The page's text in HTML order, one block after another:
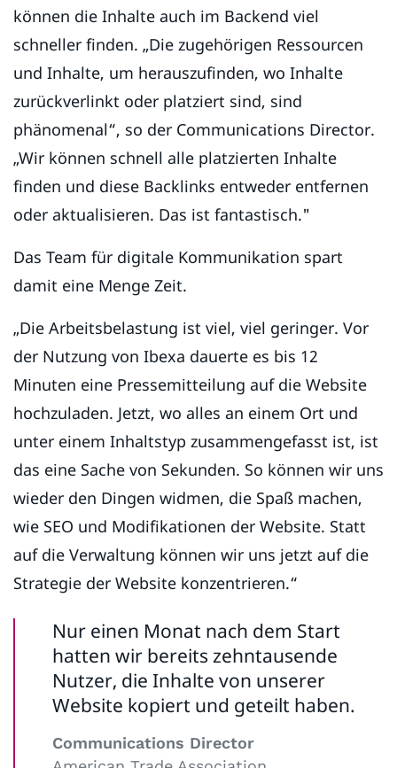
können die Inhalte auch im Backend viel
schneller finden. „Die zugehörigen Ressourcen
und Inhalte, um herauszufinden, wo Inhalte
zurückverlinkt oder platziert sind, sind
phänomenal“, so der Communications Director.
„Wir können schnell alle platzierten Inhalte
finden und diese Backlinks entweder entfernen
oder aktualisieren. Das ist fantastisch."
Das Team für digitale Kommunikation spart
damit eine Menge Zeit.
„Die Arbeitsbelastung ist viel, viel geringer. Vor
der Nutzung von Ibexa dauerte es bis 12
Minuten eine Pressemitteilung auf die Website
hochzuladen. Jetzt, wo alles an einem Ort und
unter einem Inhaltstyp zusammengefasst ist, ist
das eine Sache von Sekunden. So können wir uns
wieder den Dingen widmen, die Spaß machen,
wie SEO und Modifikationen der Website. Statt
auf die Verwaltung können wir uns jetzt auf die
Strategie der Website konzentrieren.“
Nur einen Monat nach dem Start
hatten wir bereits zehntausende
Nutzer, die Inhalte von unserer
Website kopiert und geteilt haben.
Communications Director